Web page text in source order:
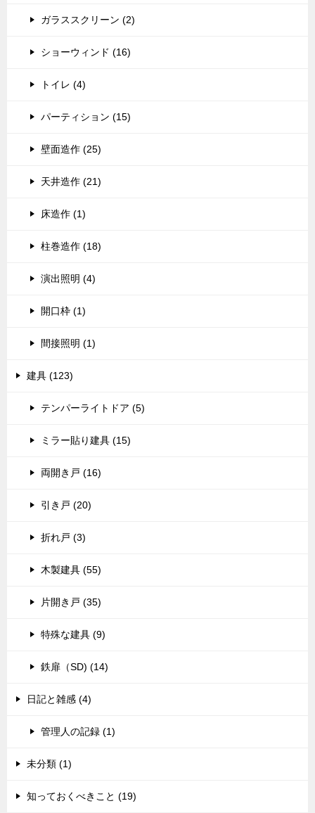
ガラススクリーン (2)
ショーウィンド (16)
トイレ (4)
パーティション (15)
壁面造作 (25)
天井造作 (21)
床造作 (1)
柱巻造作 (18)
演出照明 (4)
開口枠 (1)
間接照明 (1)
建具 (123)
テンパーライトドア (5)
ミラー貼り建具 (15)
両開き戸 (16)
引き戸 (20)
折れ戸 (3)
木製建具 (55)
片開き戸 (35)
特殊な建具 (9)
鉄扉（SD) (14)
日記と雑感 (4)
管理人の記録 (1)
未分類 (1)
知っておくべきこと (19)